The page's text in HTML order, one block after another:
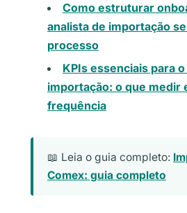
Como estruturar
analista de importação
processo
KPIs essenciais para
importação: o que medir
frequência
📖 Leia o guia completo:
Comex: guia completo